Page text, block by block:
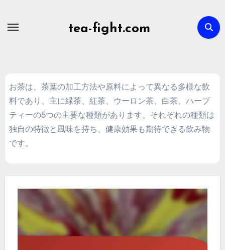
tea-fight.com
お茶は、茶葉の加工方法や原料によって異なる多様な飲
料であり、主に緑茶、紅茶、ウーロン茶、白茶、ハーブ
ティーの5つの主要な種類があります。それぞれの種類は
独自の特徴と風味を持ち、健康効果も期待できる飲み物
です。